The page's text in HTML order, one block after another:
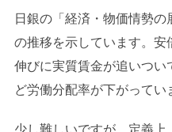
日銀の「経済・物価情勢
の推移を示しています。
伸びに実質賃金が追いつい
ど労働分配率が下がってい